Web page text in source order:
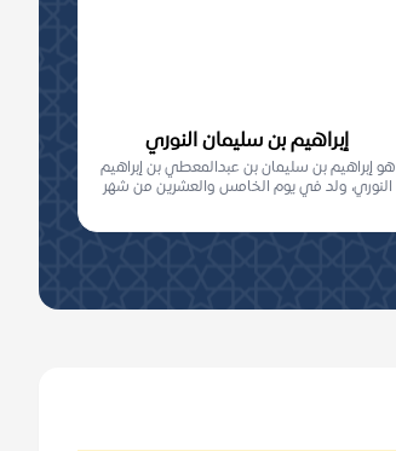
إبراهيم بن سليمان النوري
هو إبراهيم بن سليمان بن عبدالمعطي بن إبراهيم
النوري، ولد في يوم الخامس والعشرين من شهر